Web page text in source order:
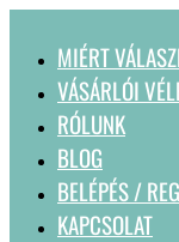
MIÉRT
VÁSÁRLÓI
RÓLUNK
BLOG
BELÉPÉS /
KAPCSOLAT